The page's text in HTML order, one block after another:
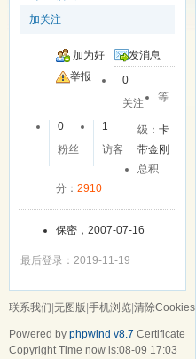
加关注
加为好
友
发消息
举报
0
关注
0
粉丝
1
访客
等
级：卡
带金刚
总积
分： 2910
保密，2007-07-16
最后登录：2019-11-19
联系我们 无图版 手机浏览 清除Cookies
Powered by phpwind v8.7 Certificate
Copyright Time now is:08-09 17:03